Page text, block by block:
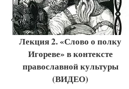
Лекция 2. «Слово о полку
Игореве» в контексте
православной культуры
(ВИДЕО)